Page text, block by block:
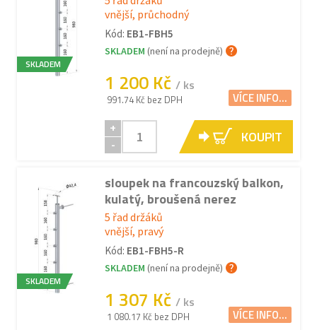
SKLADEM
vnější, průchodný
Kód: EB1-FBH5
SKLADEM (není na prodejně)
1 200 Kč / ks
991.74 Kč bez DPH VÍCE INFO...
+
-
KOUPIT
SKLADEM
sloupek na francouzský balkon,
kulatý, broušená nerez
5 řad držáků
vnější, pravý
Kód: EB1-FBH5-R
SKLADEM (není na prodejně)
1 307 Kč / ks
1 080.17 Kč bez DPH VÍCE INFO...